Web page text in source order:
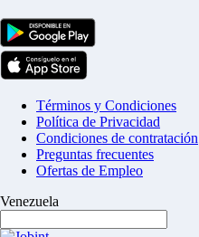
Términos y Condiciones
Política de Privacidad
Condiciones de contratación
Preguntas frecuentes
Ofertas de Empleo
Venezuela